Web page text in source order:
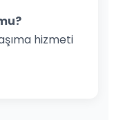
hizmeti